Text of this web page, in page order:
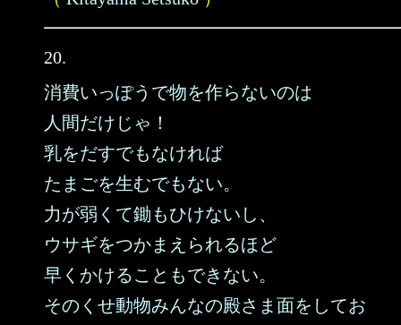
20.
消費いっぽうで物を作らないのは
人間だけじゃ！
乳をだすでもなければ
たまごを生むでもない。
力が弱くて鋤もひけないし、
ウサギをつかまえられるほど
早くかけることもできない。
そのくせ動物みんなの殿さま面をしてお